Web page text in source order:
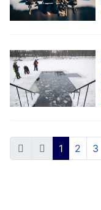
1 2 3